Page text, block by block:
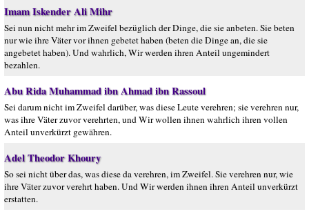
Imam Iskender Ali Mihr
Sei nun nicht mehr im Zweifel bezüglich der Dinge, die sie anbeten. Sie beten
nur wie ihre Väter vor ihnen gebetet haben (beten die Dinge an, die sie
angebetet haben). Und wahrlich, Wir werden ihren Anteil ungemindert
bezahlen.
Abu Rida Muhammad ibn Ahmad ibn Rassoul
Sei darum nicht im Zweifel darüber, was diese Leute verehren; sie verehren nur,
was ihre Väter zuvor verehrten, und Wir wollen ihnen wahrlich ihren vollen
Anteil unverkürzt gewähren.
Adel Theodor Khoury
So sei nicht über das, was diese da verehren, im Zweifel. Sie verehren nur, wie
ihre Väter zuvor verehrt haben. Und Wir werden ihnen ihren Anteil unverkürzt
erstatten.